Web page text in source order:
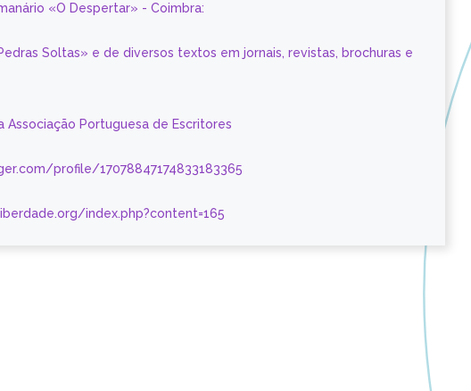
«O Despertar» - Coimbra:
Soltas» e de diversos textos em jornais, revistas, brochuras e
Associação Portuguesa de Escritores
profile/17078847174833183365
index.php?content=165